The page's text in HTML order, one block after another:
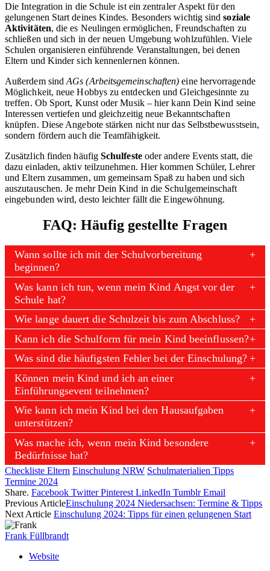
Die Integration in die Schule ist ein zentraler Aspekt für den
gelungenen Start deines Kindes. Besonders wichtig sindsoziale
Aktivitäten, die es Neulingen ermöglichen, Freundschaften zu
schließen und sich in der neuen Umgebung wohlzufühlen. Viele
Schulen organisieren einführende Veranstaltungen, bei denen
Eltern und Kinder sich kennenlernen können.
Außerdem sindAGs (Arbeitsgemeinschaften) eine hervorragende
Möglichkeit, neue Hobbys zu entdecken und Gleichgesinnte zu
treffen. Ob Sport, Kunst oder Musik – hier kann Dein Kind seine
Interessen vertiefen und gleichzeitig neue Bekanntschaften
knüpfen. Diese Angebote stärken nicht nur das Selbstbewusstsein,
sondern fördern auch die Teamfähigkeit.
Zusätzlich finden häufig Schulfesteoder andere Events statt, die
dazu einladen, aktiv teilzunehmen. Hier kommen Schüler, Lehrer
und Eltern zusammen, um gemeinsam Spaß zu haben und sich
auszutauschen. Je mehr Dein Kind in die Schulgemeinschaft
eingebunden wird, desto leichter fällt die Eingewöhnung.
FAQ: Häufig gestellte Fragen
Wann sollte ich mit der Schulvorbereitung
beginnen?
Was kann ich tun, wenn mein Kind Angst vor der
Schule hat?
Wie lange dauert die Schulzeit bis zum Abschluss?
Kann ich die Schulform für mein Kind beeinflussen?
Was sind die häufigsten Fehler bei der Einschulung?
Können mein Kind und ich an einer
Einführungsevent teilnehmen?
Wie kann ich mein Kind bei den Hausaufgaben
unterstützen?
Was mache ich, wenn mein Kind besondere
Bedürfnisse hat?
Checkliste Eltern Einschulung NRW Schulmaterialien Tipps
Termine 2024
Share. Facebook Twitter Pinterest LinkedIn Tumblr Email
Previous ArticleEinschulung 2024 Niedersachsen: Termine & Tipps
Next Article Einschulung 2024: Tipps für einen gelungenen Start
Frank Füllbrandt
Website